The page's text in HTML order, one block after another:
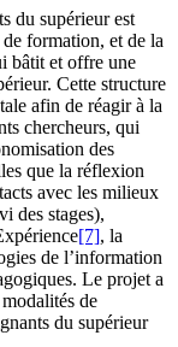
du supérieur est
formation, et de la
bâtit et offre une
Cette structure
afin de réagir à la
chercheurs, qui
des
que la réflexion
avec les milieux
des stages),
[7], la
de l’information
Le projet a
de
du supérieur